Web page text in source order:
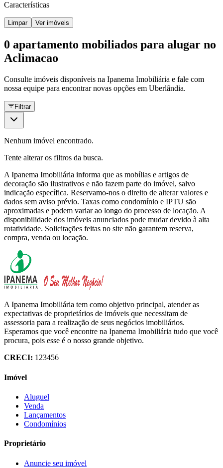
Características
Limpar Ver imóveis
0 apartamento mobiliados para alugar no
Aclimacao
Consulte imóveis disponíveis na Ipanema Imobiliária e fale com
nossa equipe para encontrar novas opções em Uberlândia.
Filtrar
Nenhum imóvel encontrado.
Tente alterar os filtros da busca.
AIpanema Imobiliária informa que as mobílias e artigos de
decoração são ilustrativos e não fazem parte do imóvel, salvo
indicação específica. Reservamo-nos o direito de alterar valores e
dados sem aviso prévio. Taxas como condomínio e IPTU são
aproximadas e podem variar ao longo do processo de locação. A
disponibilidade dos imóveis anunciados pode mudar devido à alta
rotatividade. Solicitações feitas no site não garantem reserva,
compra, venda ou locação.
A Ipanema Imobiliária tem como objetivo principal, atender as
expectativas de proprietários de imóveis que necessitam de
assessoria para a realização de seus negócios imobiliários.
Esperamos que você encontre na Ipanema Imobiliária tudo que você
procura, pois esse é o nosso grande objetivo.
CRECI: 123456
Imóvel
Aluguel
Venda
Lançamentos
Condomínios
Proprietário
Anuncie seu imóvel